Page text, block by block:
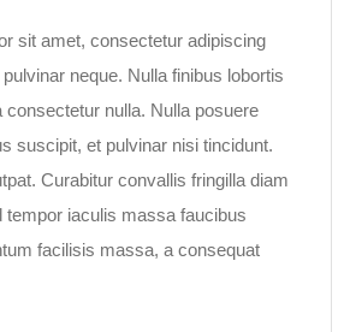
sit amet, consectetur adipiscing
neque. Nulla finibus lobortis
consectetur nulla. Nulla posuere
suscipit, et pulvinar nisi tincidunt.
Curabitur convallis fringilla diam
tempor iaculis massa faucibus
facilisis massa, a consequat